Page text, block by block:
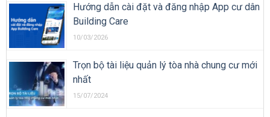
Hướng dẫn cài đặt và đăng nhập App cư dân
Building Care
10/03/2026
Trọn bộ tài liệu quản lý tòa nhà chung cư mới
nhất
15/07/2024